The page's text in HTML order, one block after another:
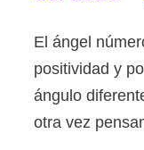
El ángel
positividad y
ángulo
otra vez